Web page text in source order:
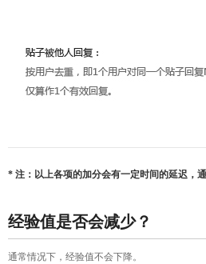
* 注：以上各项的加分会有一定时间的延迟，
经验值是否会减少？
通常情况下，经验值不会下降。